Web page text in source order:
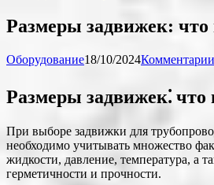
Размеры задвижек: что
Оборудование18/10/2024
Размеры задвижек⁚ что
При выборе задвижки для
необходимо учитывать множество
жидкости, давление, температура, а
герметичности и прочности.